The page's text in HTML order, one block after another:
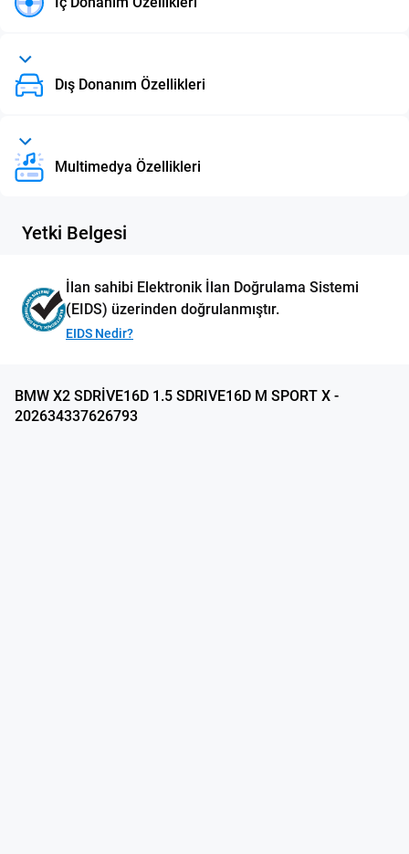
Dış Donanım Özellikleri
Multimedya Özellikleri
Yetki Belgesi
İlan sahibi Elektronik İlan Doğrulama Sistemi
(EIDS) üzerinden doğrulanmıştır.
EIDS Nedir?
BMW X2 SDRİVE16D 1.5 SDRIVE16D M SPORT X -
202634337626793